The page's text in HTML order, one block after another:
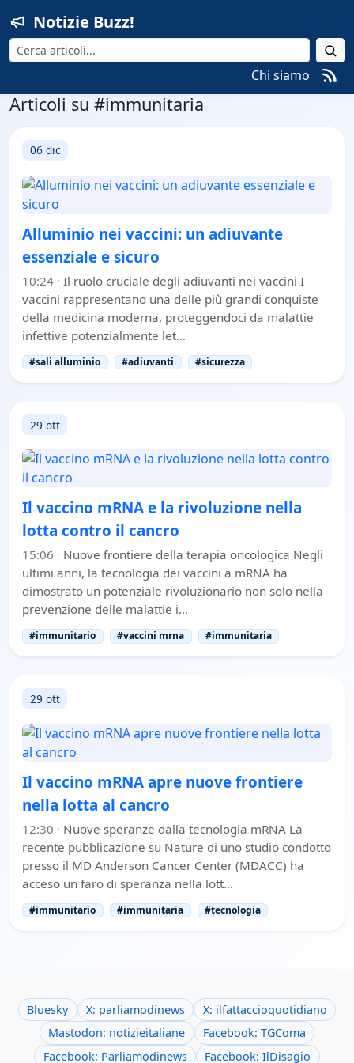
Notizie Buzz!
Cerca
Chi siamo
Articoli su #immunitaria
06 dic
Alluminio nei vaccini: un adiuvante
essenziale e sicuro
10:24 · Il ruolo cruciale degli adiuvanti nei vaccini I
vaccini rappresentano una delle più grandi conquiste
della medicina moderna, proteggendoci da malattie
infettive potenzialmente let…
#sali alluminio #adiuvanti #sicurezza
29 ott
Il vaccino mRNA e la rivoluzione nella
lotta contro il cancro
15:06 · Nuove frontiere della terapia oncologica Negli
ultimi anni, la tecnologia dei vaccini a mRNA ha
dimostrato un potenziale rivoluzionario non solo nella
prevenzione delle malattie i…
#immunitario #vaccini mrna #immunitaria
29 ott
Il vaccino mRNA apre nuove frontiere
nella lotta al cancro
12:30 · Nuove speranze dalla tecnologia mRNA La
recente pubblicazione su Nature di uno studio condotto
presso il MD Anderson Cancer Center (MDACC) ha
acceso un faro di speranza nella lott…
#immunitario #immunitaria #tecnologia
Bluesky X: parliamodinews
X: ilfattaccioquotidiano
Mastodon: notizieitaliane
Facebook: TGComa
Facebook: Parliamodinews
Facebook: IlDisagio